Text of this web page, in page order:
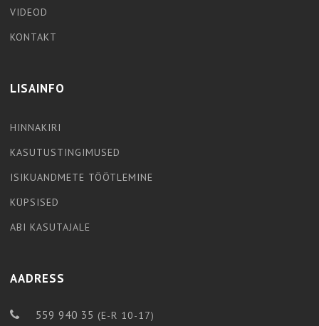
VIDEOD
KONTAKT
LISAINFO
HINNAKIRI
KASUTUSTINGIMUSED
ISIKUANDMETE TÖÖTLEMINE
KÜPSISED
ABI KASUTAJALE
AADRESS
559 940 35 (E-R 10-17)